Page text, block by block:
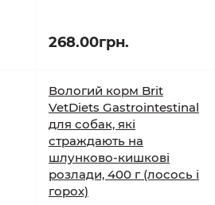
268.00грн.
Вологий корм Brit
VetDiets Gastrointestinal
для собак, які
страждають на
шлунково-кишкові
розлади, 400 г (лосось і
горох)